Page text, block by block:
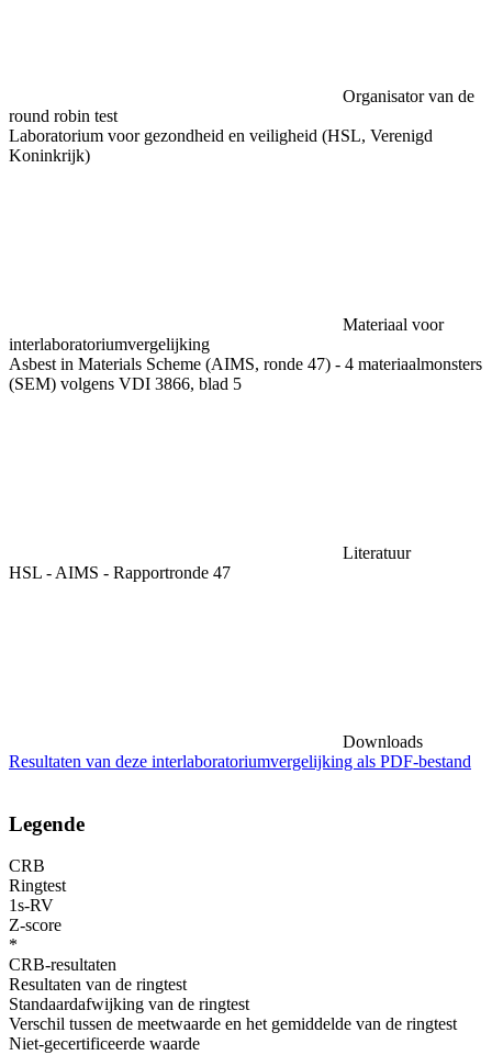
Organisator van de
round robin test
Laboratorium voor gezondheid en veiligheid (HSL, Verenigd
Koninkrijk)
Materiaal voor
interlaboratoriumvergelijking
Asbest in Materials Scheme (AIMS, ronde 47) - 4 materiaalmonsters
(SEM) volgens VDI 3866, blad 5
Literatuur
HSL - AIMS - Rapportronde 47
Downloads
Resultaten van deze interlaboratoriumvergelijking als PDF-bestand
Legende
CRB
Ringtest
1s-RV
Z-score
*
CRB-resultaten
Resultaten van de ringtest
Standaardafwijking van de ringtest
Verschil tussen de meetwaarde en het gemiddelde van de ringtest
Niet-gecertificeerde waarde